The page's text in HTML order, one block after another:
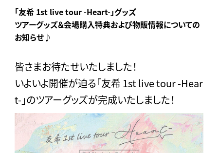
「友希 1st live tour -Heart-」グッズ
ツアーグッズ＆会場購入特典および物販情報についての
お知らせ♪
皆さまお待たせいたしました！
いよいよ開催が迫る「友希 1st live tour -Hear
t-」のツアーグッズが完成いたしました！